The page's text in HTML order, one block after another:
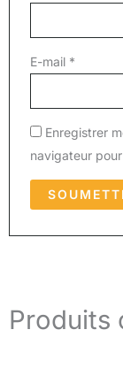
E-mail *
Enregistrer
navigateur
Produits